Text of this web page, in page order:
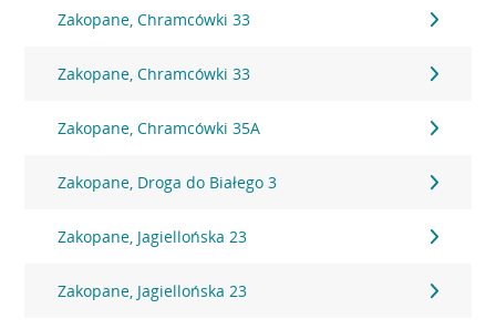
Zakopane, Chramcówki 33
Zakopane, Chramcówki 33
Zakopane, Chramcówki 35A
Zakopane, Droga do Białego 3
Zakopane, Jagiellońska 23
Zakopane, Jagiellońska 23